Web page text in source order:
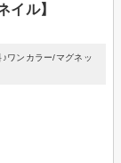
イル】
ワンカラー/マグネッ